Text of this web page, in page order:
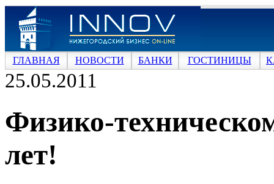
ГЛАВНАЯ НОВОСТИ БАНКИ ГОСТИНИЦЫ
25.05.2011
Физико-
лет!